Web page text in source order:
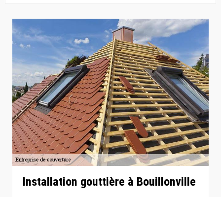
Installation gouttière à Bouillonville